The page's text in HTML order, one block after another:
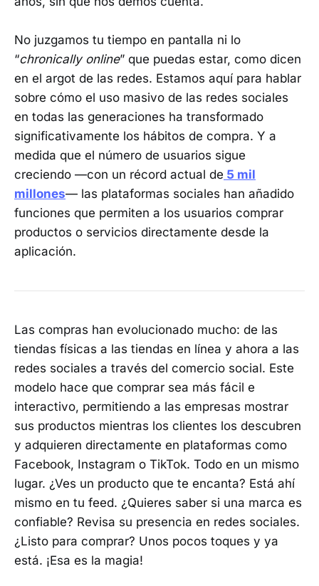
No juzgamos tu tiempo en pantalla ni lo
“chronically online” que puedas estar, como dicen
en el argot de las redes. Estamos aquí para hablar
sobre cómo el uso masivo de las redes sociales
en todas las generaciones ha transformado
significativamente los hábitos de compra. Y a
medida que el número de usuarios sigue
creciendo —con un récord actual de 5 mil
millones— las plataformas sociales han añadido
funciones que permiten a los usuarios comprar
productos o servicios directamente desde la
aplicación.
Las compras han evolucionado mucho: de las
tiendas físicas a las tiendas en línea y ahora a las
redes sociales a través del comercio social. Este
modelo hace que comprar sea más fácil e
interactivo, permitiendo a las empresas mostrar
sus productos mientras los clientes los descubren
y adquieren directamente en plataformas como
Facebook, Instagram o TikTok. Todo en un mismo
lugar. ¿Ves un producto que te encanta? Está ahí
mismo en tu feed. ¿Quieres saber si una marca es
confiable? Revisa su presencia en redes sociales.
¿Listo para comprar? Unos pocos toques y ya
está. ¡Esa es la magia!